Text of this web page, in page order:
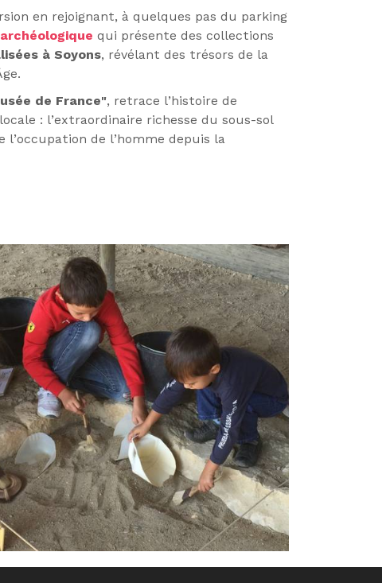
en rejoignant, à quelques pas du parking
qui présente des collections
à Soyons, révélant des trésors de la
de France", retrace l’histoire de
: l’extraordinaire richesse du sous-sol
l’occupation de l’homme depuis la